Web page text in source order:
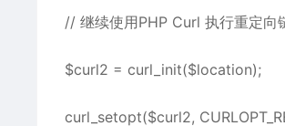
// 继续使用PHP Curl 执行重定向
$curl2 = curl_init($location);
curl_setopt($curl2,